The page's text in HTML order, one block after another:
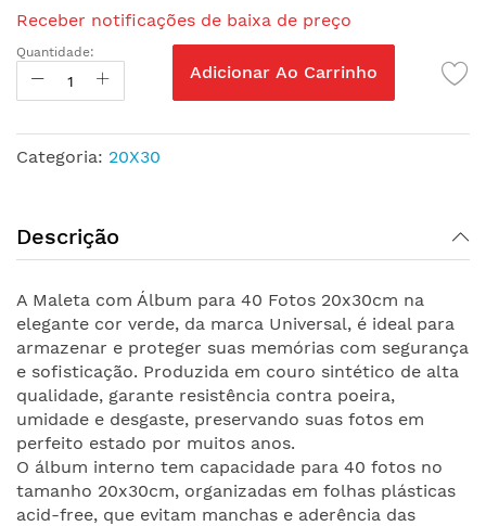
Receber notificações de baixa de preço
Quantidade:
Adicionar Ao Carrinho
Categoria: 20X30
Descrição
A Maleta com Álbum para 40 Fotos 20x30cm na
elegante cor verde, da marca Universal, é ideal para
armazenar e proteger suas memórias com segurança
e sofisticação. Produzida em couro sintético de alta
qualidade, garante resistência contra poeira,
umidade e desgaste, preservando suas fotos em
perfeito estado por muitos anos.
O álbum interno tem capacidade para 40 fotos no
tamanho 20x30cm, organizadas em folhas plásticas
acid-free, que evitam manchas e aderência das